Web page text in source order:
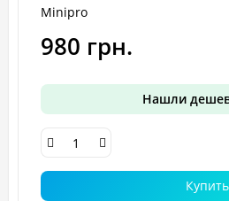
Minipro
980 грн.
Нашли
Купить